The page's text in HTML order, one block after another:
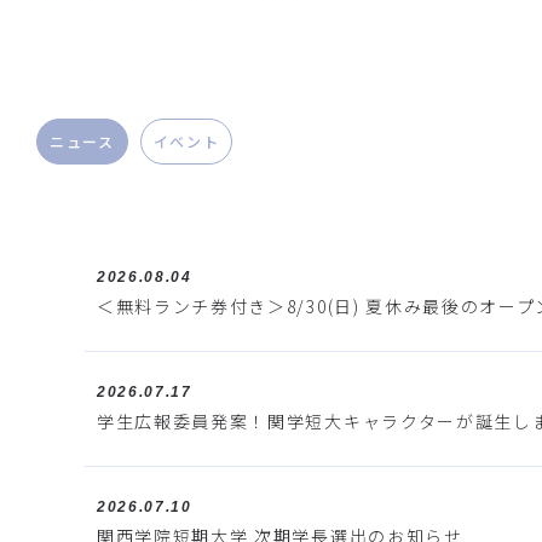
ニュース イベント
2026.08.04
＜無料ランチ券付き＞8/30(日) 夏休み最後のオープ
2026.07.17
学生広報委員発案！関学短大キャラクターが誕生し
2026.07.10
関西学院短期大学 次期学長選出のお知らせ